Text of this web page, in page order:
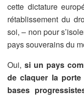
cette dictature
rétablissement du
soi, – non pour
pays souverains du
Oui, si un pays
de claquer la
bases